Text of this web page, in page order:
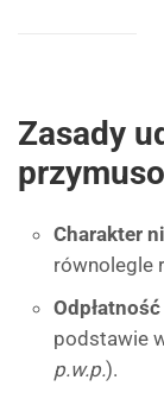
Zasady
Charakter
równolegle
Odpłatność
podstawie
p.w.p.).